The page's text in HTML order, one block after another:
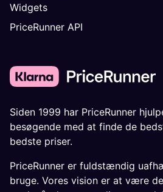
Widgets
PriceRunner API
Siden 1999 har PriceRunner
besøgende med at finde de
bedste priser.
PriceRunner er fuldstændig
bruge. Vores vision er at være